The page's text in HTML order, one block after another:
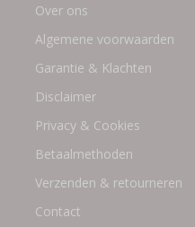
Over ons
Algemene voorwaarden
Garantie & Klachten
Disclaimer
Privacy & Cookies
Betaalmethoden
Verzenden & retourneren
Contact